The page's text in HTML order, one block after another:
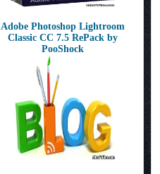
Adobe Photoshop Lightroom
Classic CC 7.5 RePack by
PooShock